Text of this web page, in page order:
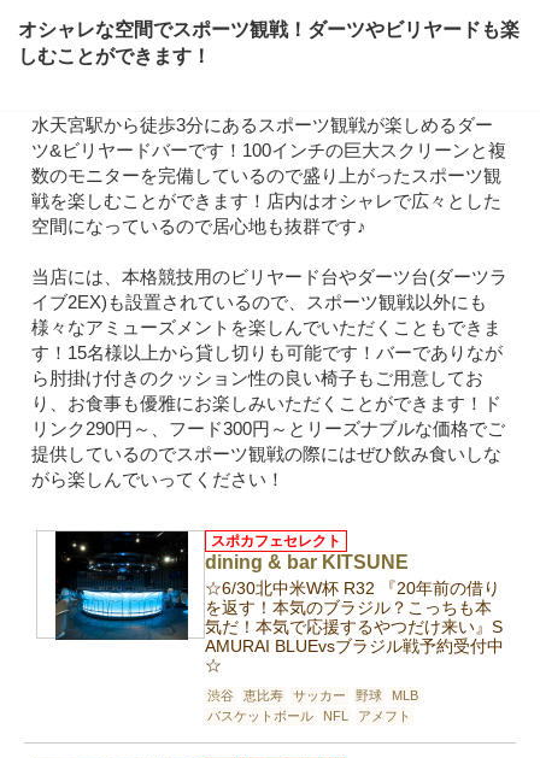
オシャレな空間でスポーツ観戦！ダーツやビリヤードも楽
しむことができます！
水天宮駅から徒歩3分にあるスポーツ観戦が楽しめるダー
ツ&ビリヤードバーです！100インチの巨大スクリーンと複
数のモニターを完備しているので盛り上がったスポーツ観
戦を楽しむことができます！店内はオシャレで広々とした
空間になっているので居心地も抜群です♪
当店には、本格競技用のビリヤード台やダーツ台(ダーツラ
イブ2EX)も設置されているので、スポーツ観戦以外にも
様々なアミューズメントを楽しんでいただくこともできま
す！15名様以上から貸し切りも可能です！バーでありなが
ら肘掛け付きのクッション性の良い椅子もご用意してお
り、お食事も優雅にお楽しみいただくことができます！ド
リンク290円～、フード300円～とリーズナブルな価格でご
提供しているのでスポーツ観戦の際にはぜひ飲み食いしな
がら楽しんでいってください！
dining & bar KITSUNE
スポカフェセレクト
☆6/30北中米W杯 R32 『20年前の借り
を返す！本気のブラジル？こっちも本
気だ！本気で応援するやつだけ来い』S
AMURAI BLUEvsブラジル戦予約受付中
☆
渋谷 恵比寿 サッカー 野球
MLB
バスケットボール
NFL アメフト